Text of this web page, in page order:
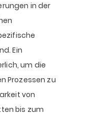
in der
Ein
um die
Prozessen zu
von
bis zum